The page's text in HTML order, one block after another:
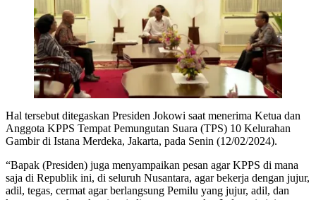
Hal tersebut ditegaskan Presiden Jokowi saat menerima Ketua dan
Anggota KPPS Tempat Pemungutan Suara (TPS) 10 Kelurahan
Gambir di Istana Merdeka, Jakarta, pada Senin (12/02/2024).
“Bapak (Presiden) juga menyampaikan pesan agar KPPS di mana
saja di Republik ini, di seluruh Nusantara, agar bekerja dengan jujur,
adil, tegas, cermat agar berlangsung Pemilu yang jujur, adil, dan